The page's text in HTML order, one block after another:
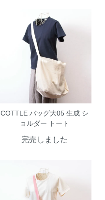
COTTLE バッグ大05 生成 シ
ョルダー トート
完売しました